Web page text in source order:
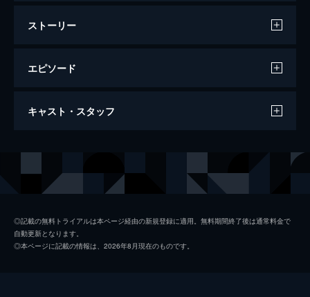
ストーリー
エピソード
PV
名家の庶子である中村美冶は母と2人、貧し
くも幸せに暮らしていた。ある日、最愛の母
に。妾の子であることに負い目を感じ、どん
な仕打ちも受け入れる覚悟で挨拶をする
キャスト・スタッフ
鴻蔵てる くじら
◎記載の無料トライアルは本ページ経由の新規登録に適用。無料期間終了後は通常料金で
自動更新となります。
◎本ページに記載の情報は、2026年8月現在のものです。